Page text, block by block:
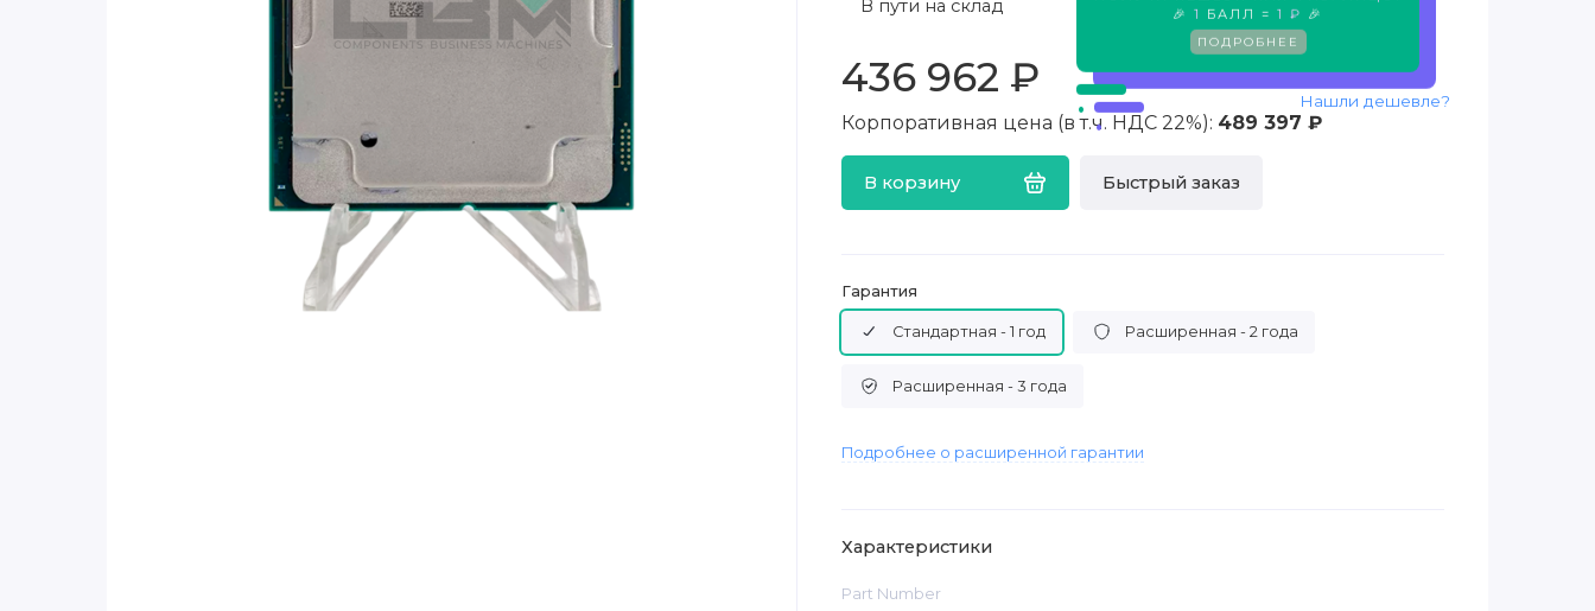
🎉 1 БАЛЛ = 1 ₽ 🎉
ПОДРОБНЕЕ
В пути на склад
436 962 ₽
Корпоративная цена (в т.ч. НДС 22%): 489 397 ₽
В корзину Быстрый заказ
Нашли дешевле?
Гарантия
Стандартная - 1 год Расширенная - 2 года
Расширенная - 3 года
Подробнее о расширенной гарантии
Характеристики
Part Number